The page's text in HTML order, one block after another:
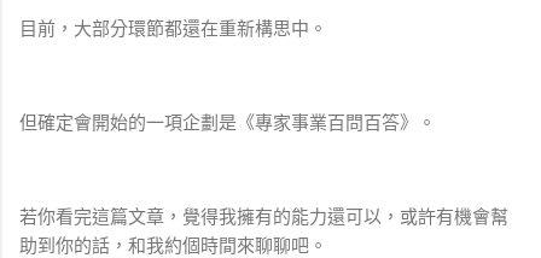
目前，大部分環節都還在重新構思中。
但確定會開始的一項企劃是《專家事業百問百答》。
若你看完這篇文章，覺得我擁有的能力還可以，或許有機會幫
助到你的話，和我約個時間來聊聊吧。